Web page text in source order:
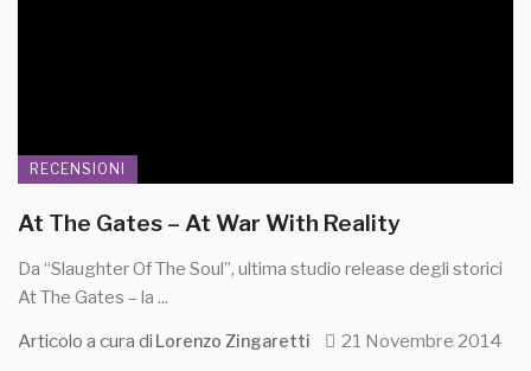
RECENSIONI
At The Gates – At War With Reality
Da “Slaughter Of The Soul”, ultima studio release degli storici
At The Gates – la ...
Articolo a cura di Lorenzo Zingaretti 21 Novembre 2014